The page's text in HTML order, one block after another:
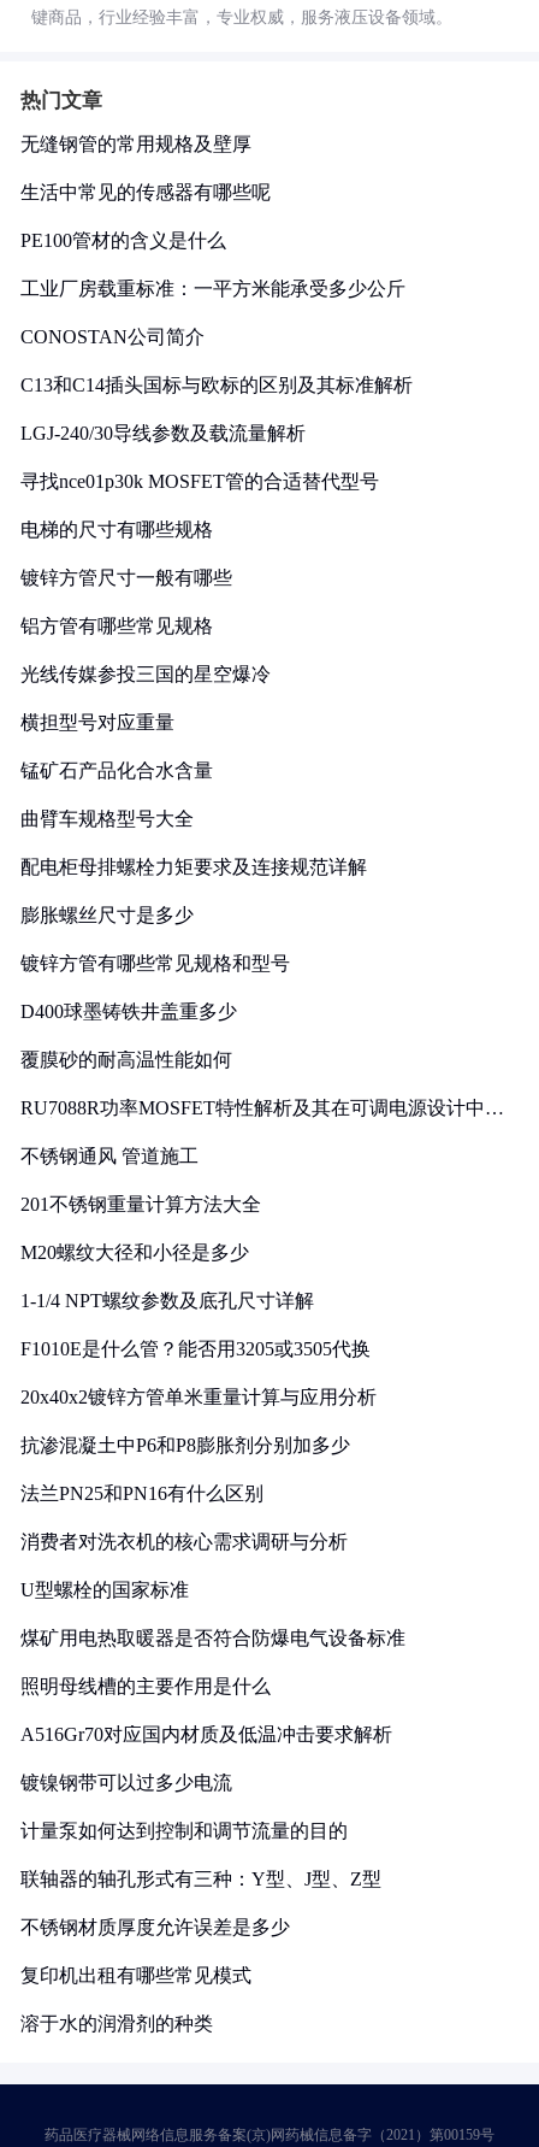
键商品，行业经验丰富，专业权威，服务液压设备领域。
热门文章
无缝钢管的常用规格及壁厚
生活中常见的传感器有哪些呢
PE100管材的含义是什么
工业厂房载重标准：一平方米能承受多少公斤
CONOSTAN公司简介
C13和C14插头国标与欧标的区别及其标准解析
LGJ-240/30导线参数及载流量解析
寻找nce01p30k MOSFET管的合适替代型号
电梯的尺寸有哪些规格
镀锌方管尺寸一般有哪些
铝方管有哪些常见规格
光线传媒参投三国的星空爆冷
横担型号对应重量
锰矿石产品化合水含量
曲臂车规格型号大全
配电柜母排螺栓力矩要求及连接规范详解
膨胀螺丝尺寸是多少
镀锌方管有哪些常见规格和型号
D400球墨铸铁井盖重多少
覆膜砂的耐高温性能如何
RU7088R功率MOSFET特性解析及其在可调电源设计中的
不锈钢通风 管道施工
201不锈钢重量计算方法大全
M20螺纹大径和小径是多少
1-1/4 NPT螺纹参数及底孔尺寸详解
F1010E是什么管？能否用3205或3505代换
20x40x2镀锌方管单米重量计算与应用分析
抗渗混凝土中P6和P8膨胀剂分别加多少
法兰PN25和PN16有什么区别
消费者对洗衣机的核心需求调研与分析
U型螺栓的国家标准
煤矿用电热取暖器是否符合防爆电气设备标准
照明母线槽的主要作用是什么
A516Gr70对应国内材质及低温冲击要求解析
镀镍钢带可以过多少电流
计量泵如何达到控制和调节流量的目的
联轴器的轴孔形式有三种：Y型、J型、Z型
不锈钢材质厚度允许误差是多少
复印机出租有哪些常见模式
溶于水的润滑剂的种类
药品医疗器械网络信息服务备案(京)网药械信息备字（2021）第00159号